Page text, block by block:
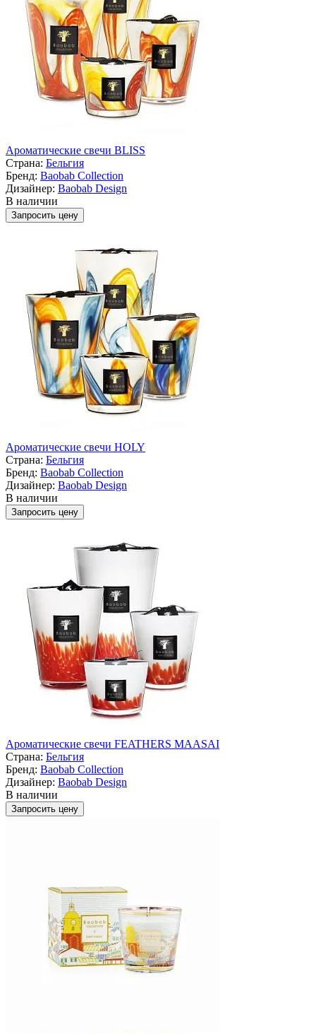
Ароматические свечи BLISS
Страна: Бельгия
Бренд: Baobab Collection
Дизайнер: Baobab Design
В наличии
Запросить цену
Ароматические свечи HOLY
Страна: Бельгия
Бренд: Baobab Collection
Дизайнер: Baobab Design
В наличии
Запросить цену
Ароматические свечи FEATHERS MAASAI
Страна: Бельгия
Бренд: Baobab Collection
Дизайнер: Baobab Design
В наличии
Запросить цену